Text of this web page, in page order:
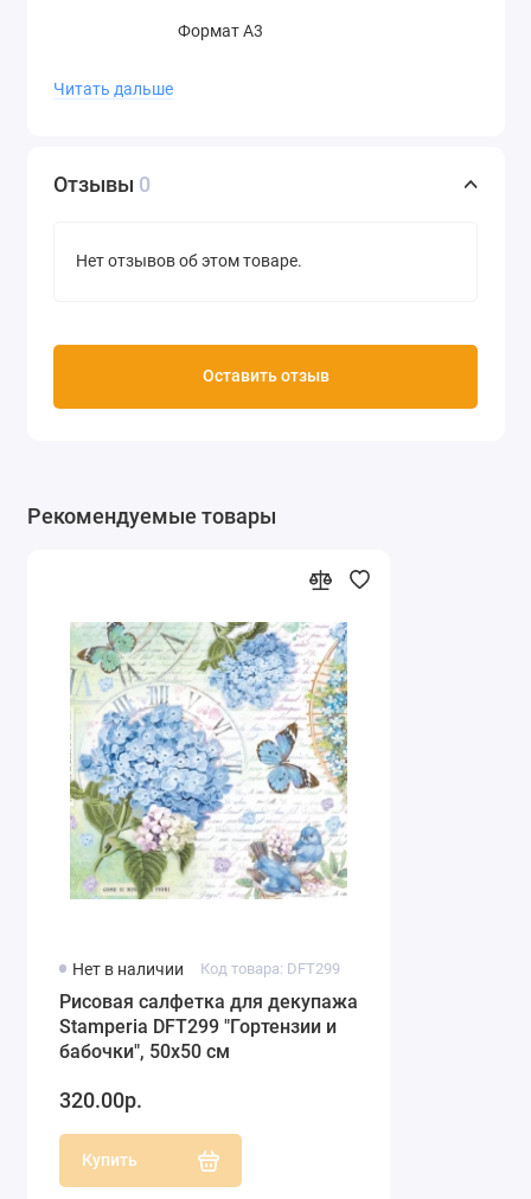
Формат А3
Читать дальше
Отзывы 0
Нет отзывов об этом товаре.
Оставить отзыв
Рекомендуемые товары
Нет в наличии Код товара: DFT299
Рисовая салфетка для декупажа
Stamperia DFT299 "Гортензии и
бабочки", 50х50 см
320.00р.
Купить